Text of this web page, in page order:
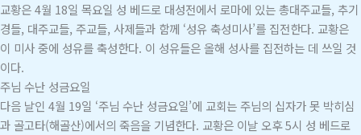
교황은 4월 18일 목요일 성 베드로 대성전에서 로마에 있는 총대주교들, 추기
경들, 대주교들, 주교들, 사제들과 함께 ‘성유 축성미사’를 집전한다. 교황은
이 미사 중에 성유를 축성한다. 이 성유들은 올해 성사를 집전하는 데 쓰일 것
이다.
주님 수난 성금요일
다음 날인 4월 19일 ‘주님 수난 성금요일’에 교회는 주님의 십자가 못 박히심
과 골고타(해골산)에서의 죽음을 기념한다. 교황은 이날 오후 5시 성 베드로